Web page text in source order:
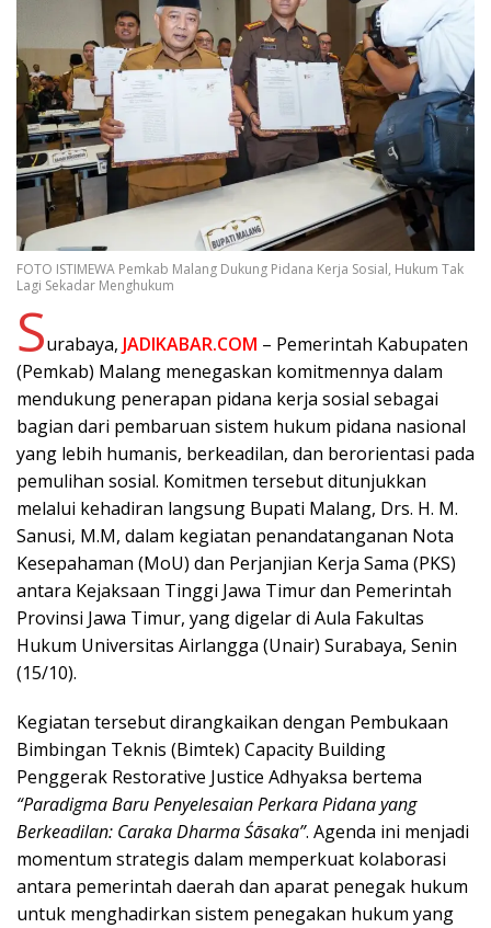
FOTO ISTIMEWA Pemkab Malang Dukung Pidana Kerja Sosial, Hukum Tak
Lagi Sekadar Menghukum
Surabaya, JADIKABAR.COM – Pemerintah Kabupaten
(Pemkab) Malang menegaskan komitmennya dalam
mendukung penerapan pidana kerja sosial sebagai
bagian dari pembaruan sistem hukum pidana nasional
yang lebih humanis, berkeadilan, dan berorientasi pada
pemulihan sosial. Komitmen tersebut ditunjukkan
melalui kehadiran langsung Bupati Malang, Drs. H. M.
Sanusi, M.M, dalam kegiatan penandatanganan Nota
Kesepahaman (MoU) dan Perjanjian Kerja Sama (PKS)
antara Kejaksaan Tinggi Jawa Timur dan Pemerintah
Provinsi Jawa Timur, yang digelar di Aula Fakultas
Hukum Universitas Airlangga (Unair) Surabaya, Senin
(15/10).
Kegiatan tersebut dirangkaikan dengan Pembukaan
Bimbingan Teknis (Bimtek) Capacity Building
Penggerak Restorative Justice Adhyaksa bertema
“Paradigma Baru Penyelesaian Perkara Pidana yang
Berkeadilan: Caraka Dharma Śāsaka”. Agenda ini menjadi
momentum strategis dalam memperkuat kolaborasi
antara pemerintah daerah dan aparat penegak hukum
untuk menghadirkan sistem penegakan hukum yang